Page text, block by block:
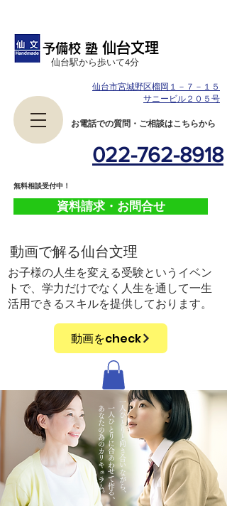
予備校 塾 仙台文理
022-762-8918
資料請求・お問合せ
​お電話での質問・ご相談はこちらから
​仙台駅から歩いて4分
​無料相談受付中！
仙台市宮城野区榴岡１－７－１５
サニービル２０５号
​動画で解る仙台文理
お子様の人生を変える受験というイベン
トで、学力だけでなく人生を通して一生
活用できるスキルを提供しております。
動画をcheck
​一人ひとりと向き合いながら、
一人ひとりに合あわせて作る、
​ あなたの為のカリキュラム。